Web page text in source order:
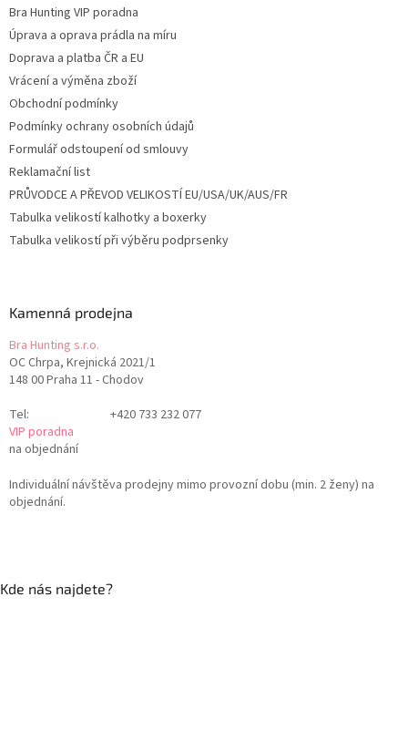
Bra Hunting VIP poradna
Úprava a oprava prádla na míru
Doprava a platba ČR a EU
Vrácení a výměna zboží
Obchodní podmínky
Podmínky ochrany osobních údajů
Formulář odstoupení od smlouvy
Reklamační list
PRŮVODCE A PŘEVOD VELIKOSTÍ EU/USA/UK/AUS/FR
Tabulka velikostí kalhotky a boxerky
Tabulka velikostí při výběru podprsenky
Kamenná prodejna
Bra Hunting s.r.o.
OC Chrpa, Krejnická 2021/1
148 00 Praha 11 - Chodov
Tel:
+420 733 232 077
VIP poradna
na objednání
Individuální návštěva prodejny mimo provozní dobu (min. 2 ženy) na
objednání.
Kde nás najdete?